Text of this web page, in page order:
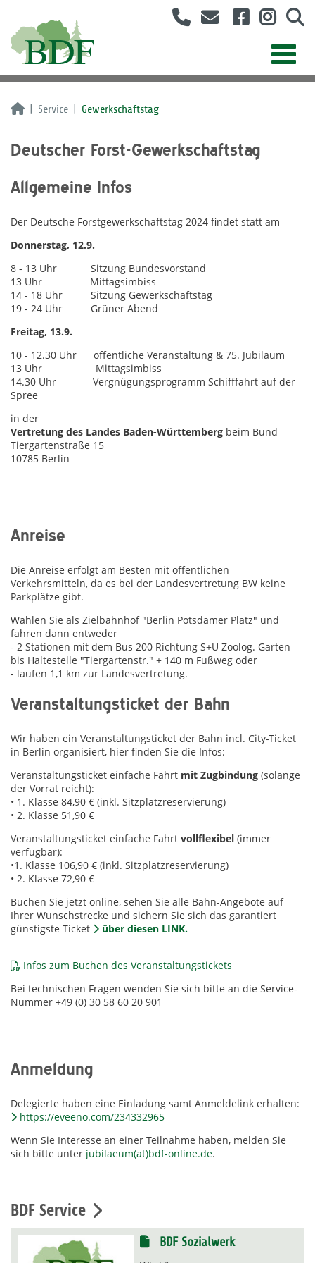
Service Gewerkschaftstag
Deutscher Forst-Gewerkschaftstag
Allgemeine Infos
Der Deutsche Forstgewerkschaftstag 2024 findet statt am
Donnerstag, 12.9.
8 - 13 Uhr Sitzung Bundesvorstand
13 Uhr Mittagsimbiss
14 - 18 Uhr Sitzung Gewerkschaftstag
19 - 24 Uhr Grüner Abend
Freitag, 13.9.
10 - 12.30 Uhr öffentliche Veranstaltung & 75. Jubiläum
13 Uhr Mittagsimbiss
14.30 Uhr Vergnügungsprogramm Schifffahrt auf der
Spree
in der
Vertretung des Landes Baden-Württemberg beim Bund
Tiergartenstraße 15
10785 Berlin
Anreise
Die Anreise erfolgt am Besten mit öffentlichen
Verkehrsmitteln, da es bei der Landesvertretung BW keine
Parkplätze gibt.
Wählen Sie als Zielbahnhof "Berlin Potsdamer Platz" und
fahren dann entweder
- 2 Stationen mit dem Bus 200 Richtung S+U Zoolog. Garten
bis Haltestelle "Tiergartenstr." + 140 m Fußweg oder
- laufen 1,1 km zur Landesvertretung.
Veranstaltungsticket der Bahn
Wir haben ein Veranstaltungsticket der Bahn incl. City-Ticket
in Berlin organisiert, hier finden Sie die Infos:
Veranstaltungsticket einfache Fahrt mit Zugbindung (solange
der Vorrat reicht):
• 1. Klasse 84,90 € (inkl. Sitzplatzreservierung)
• 2. Klasse 51,90 €
Veranstaltungsticket einfache Fahrt vollflexibel (immer
verfügbar):
•1. Klasse 106,90 € (inkl. Sitzplatzreservierung)
• 2. Klasse 72,90 €
Buchen Sie jetzt online, sehen Sie alle Bahn-Angebote auf
Ihrer Wunschstrecke und sichern Sie sich das garantiert
günstigste Ticket
über diesen LINK.
Infos zum Buchen des Veranstaltungstickets
Bei technischen Fragen wenden Sie sich bitte an die Service-
Nummer +49 (0) 30 58 60 20 901
Anmeldung
Delegierte haben eine Einladung samt Anmeldelink erhalten:
https://eveeno.com/234332965
Wenn Sie Interesse an einer Teilnahme haben, melden Sie
sich bitte unter jubilaeum(at)bdf-online.de.
BDF Service
BDF Sozialwerk